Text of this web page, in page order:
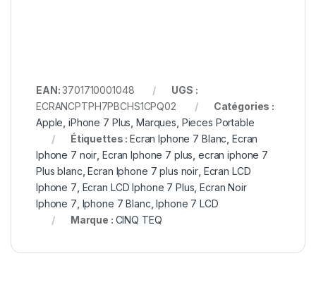
EAN:3701710001048
UGS :
ECRANCPTPH7PBCHS1CPQ02
Catégories :
Apple ,iPhone 7 Plus Marques Pieces Portable
Étiquettes :Ecran Iphone 7 Blanc Ecran
Iphone 7 noir Ecran Iphone 7 plus ecran iphone 7
Plus blanc ,Ecran Iphone 7 plus noir, Ecran LCD
Iphone 7 Ecran LCD Iphone 7 Plus ,Ecran Noir
Iphone 7 Iphone 7 Blanc ,Iphone 7 LCD
Marque : CINQ TEQ